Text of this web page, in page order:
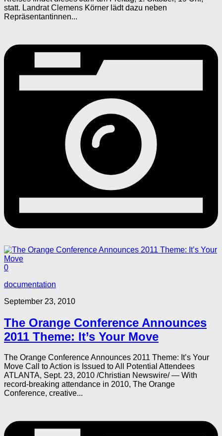
statt. Landrat Clemens Körner lädt dazu neben
Repräsentantinnen...
0
documentation
September 23, 2010
The Orange Conference Announces
2011 Theme: It’s Your Move
The Orange Conference Announces 2011 Theme: It’s Your
Move Call to Action is Issued to All Potential Attendees
ATLANTA, Sept. 23, 2010 /Christian Newswire/ — With
record-breaking attendance in 2010, The Orange
Conference, creative...